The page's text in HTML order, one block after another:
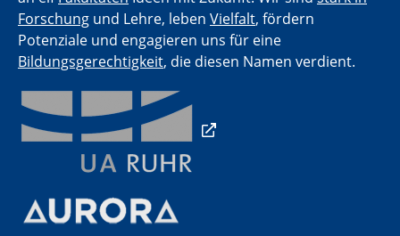
Forschung und Lehre, leben Vielfalt, fördern
Potenziale und engagieren uns für eine
Bildungsgerechtigkeit, die diesen Namen verdient.